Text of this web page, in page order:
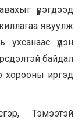
үүрэгдээд
явуулж
үүдэн
байдал
хорооны иргэд
Тэмээтэй